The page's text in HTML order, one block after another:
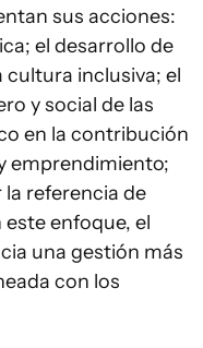
sus acciones:
el desarrollo de
inclusiva; el
y social de las
en la contribución
emprendimiento;
referencia de
enfoque, el
una gestión más
con los